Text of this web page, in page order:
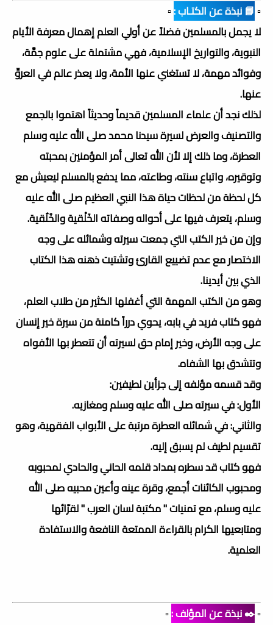
▫️📘 نبذة عن الكتـاب :▫️
لا يجمل بالمسلمين فضلاً عن أولي العلم إهمال معرفة الأيام
النبوية، والتواريخ الإسلامية، فهي مشتملة على علوم جمَّة،
وفوائد مهمة، لا تستغني عنها الأمة، ولا يعذر عالم في العروِّ
عنها.
لذلك نجد أن علماء المسلمين قديماً وحديثاً اهتموا بالجمع
والتصنيف والعرض لسيرة سيدنا محمد صلى الله عليه وسلم
العطرة، وما ذلك إلا لأن الله تعالى أمر المؤمنين بمحبته
وتوقيره، واتباع سنته، وطاعته، مما يدفع بالمسلم ليعيش مع
كل لحظة من لحظات حياة هذا النبي العظيم صلى الله عليه
وسلم، يتعرف فيها على أحواله وصفاته الخَلْقية والخُلُقية.
وإن من خير الكتب التي جمعت سيرته وشمائله على وجه
الاختصار مع عدم تضييع القارئ وتشتيت ذهنه هذا الكتاب
الذي بين أيدينا.
وهو من الكتب المهمة التي أغفلها الكثير من طلاب العلم،
فهو كتاب فريد في بابه، يحوي درراً كامنة من سيرة خير إنسان
على وجه الأرض، وخير إمام حق لسيرته أن تتعطر بها الأفواه
وتتشدق بها الشفاه.
وقد قسمه مؤلفه إلى جزأين لطيفين:
الأول: في سيرته صلى الله عليه وسلم ومغازيه.
والثاني: في شمائله العطرة مرتبة على الأبواب الفقهية، وهو
تقسيم لطيف لم يسبق إليه.
فهو كتاب قد سطره بمداد قلمه الحاني والحادي لمحبوبه
ومحبوب الكائنات أجمع، وقرة عينه وأعين محبيه صلى الله
عليه وسلم، مع تمنيات " مكتبة لسان العرب " لقرّائها
ومتابعيها الكرام بالقراءة الممتعة النافعة والاستفادة
العلمية.
▫️✒️ نبذة عن المؤلف :▫️